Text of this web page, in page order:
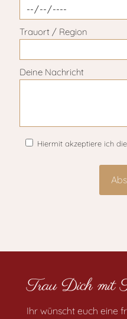
Trauort / Region
Deine Nachricht
Hiermit akzeptiere ich die
Trau Dich mit
Ihr wünscht euch eine